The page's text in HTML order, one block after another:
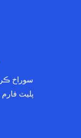
سوراخ
پليٽ